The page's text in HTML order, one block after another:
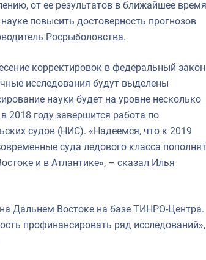
от ее результатов в ближайшее время
повысить достоверность прогнозов
Росрыболовства.
корректировок в федеральный
исследования будут выделены
науки будет на уровне несколько
2018 году завершится работа по
судов (НИС). «Надеемся, что к 2019
суда ледового класса пополнят
и в Атлантике», – сказал Илья
Дальнем Востоке на базе ТИНРО-Центра.
профинансировать ряд исследований»,